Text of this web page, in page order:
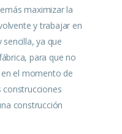
maximizar la
y trabajar en
ya que
para que no
el momento de
construcciones
construcción